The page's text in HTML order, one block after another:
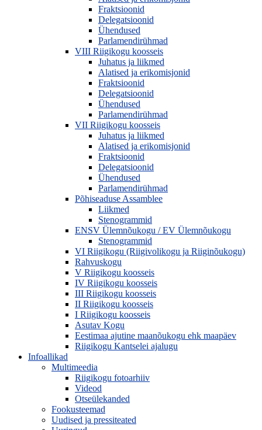
Fraktsioonid
Delegatsioonid
Ühendused
Parlamendirühmad
VIII Riigikogu koosseis
Juhatus ja liikmed
Alatised ja erikomisjonid
Fraktsioonid
Delegatsioonid
Ühendused
Parlamendirühmad
VII Riigikogu koosseis
Juhatus ja liikmed
Alatised ja erikomisjonid
Fraktsioonid
Delegatsioonid
Ühendused
Parlamendirühmad
Põhiseaduse Assamblee
Liikmed
Stenogrammid
ENSV Ülemnõukogu / EV Ülemnõukogu
Stenogrammid
VI Riigikogu (Riigivolikogu ja Riiginõukogu)
Rahvuskogu
V Riigikogu koosseis
IV Riigikogu koosseis
III Riigikogu koosseis
II Riigikogu koosseis
I Riigikogu koosseis
Asutav Kogu
Eestimaa ajutine maanõukogu ehk maapäev
Riigikogu Kantselei ajalugu
Infoallikad
Multimeedia
Riigikogu fotoarhiiv
Videod
Otseülekanded
Fookusteemad
Uudised ja pressiteated